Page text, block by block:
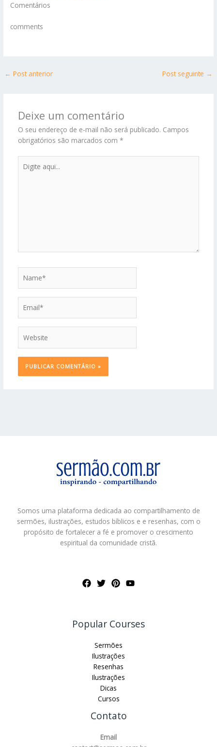
Comentários
comments
← Post anterior Post seguinte →
Deixe um comentário
O seu endereço de e-mail não será publicado. Campos
obrigatórios são marcados com *
aqui...
Somos uma plataforma dedicada ao compartilhamento de
sermões, ilustrações, estudos bíblicos e e resenhas, com o
propósito de fortalecer a fé e promover o crescimento
espiritual da comunidade cristã.
Popular Courses
Sermões
Ilustrações
Resenhas
Ilustrações
Dicas
Cursos
Contato
Email